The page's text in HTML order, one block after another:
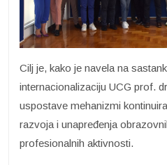
Cilj je, kako je navela na
internacionalizaciju UCG prof. dr
uspostave mehanizmi
razvoja i unapređenja
profesionalnih aktivnosti.